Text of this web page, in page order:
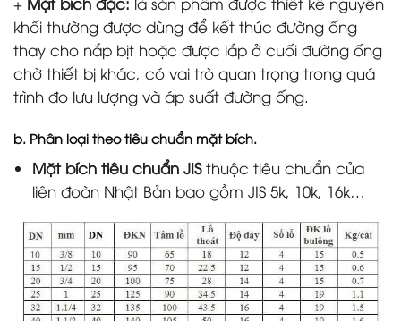
khối thường được dùng để kết thúc đường ống
thay cho nắp bịt hoặc được lắp ở cuối đường ống
chờ thiết bị khác, có vai trò quan trọng trong quá
trình đo lưu lượng và áp suất đường ống.
b. Phân loại theo tiêu chuẩn mặt bích.
Mặt bích tiêu chuẩn JISthuộc tiêu chuẩn của
liên đoàn Nhật Bản bao gồm JIS 5k, 10k, 16k…